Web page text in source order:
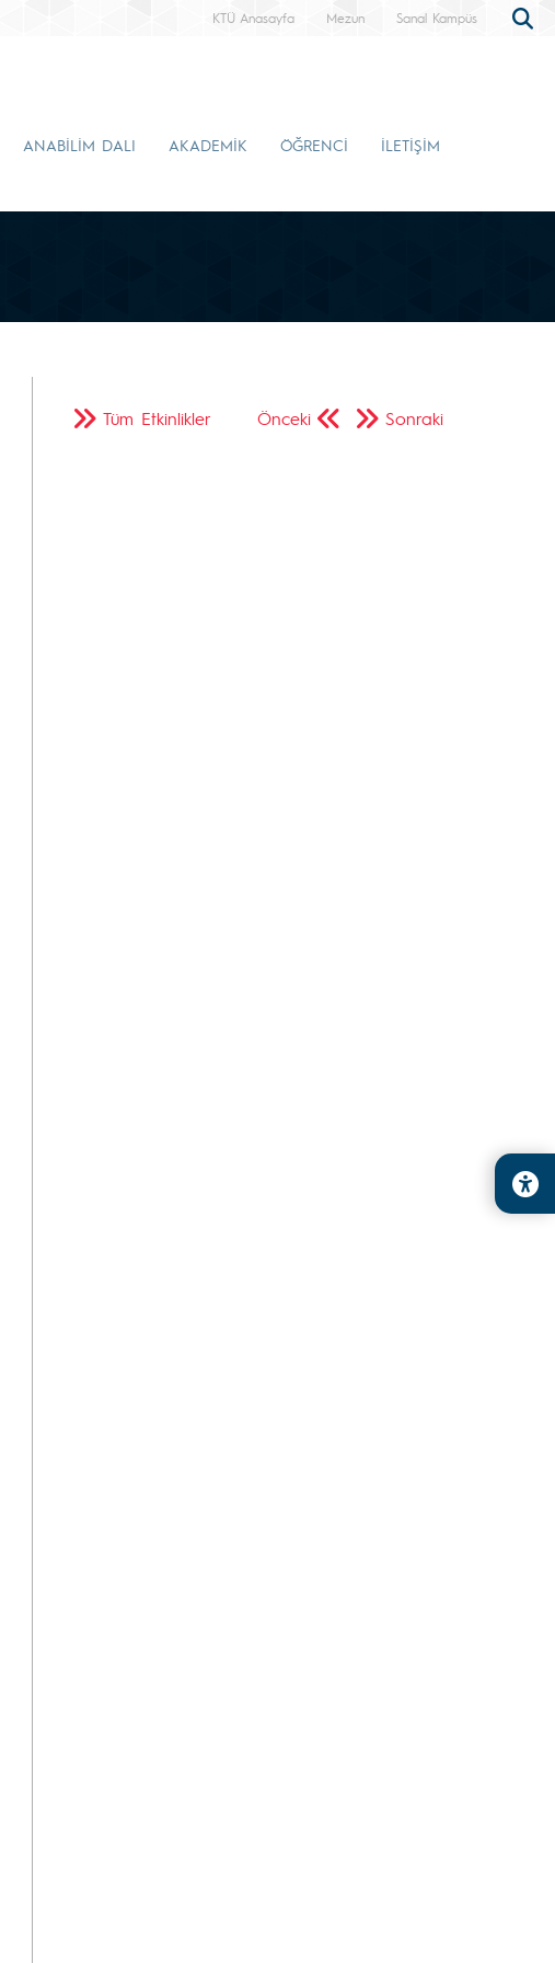
KTÜ Anasayfa Mezun Sanal Kampüs
ANABİLİM DALI AKADEMİK ÖĞRENCİ İLETİŞİM
Önceki Sonraki
Tüm Etkinlikler